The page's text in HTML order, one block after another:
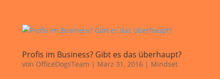
Profis im Business? Gibt es das überhaupt?
von OfficeDogsTeam | März 31, 2016| Mindset